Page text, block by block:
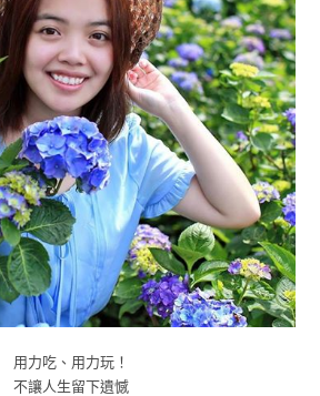
用力吃、用力玩！
不讓人生留下遺憾